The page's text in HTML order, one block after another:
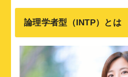
論理学者型（INTP）とは